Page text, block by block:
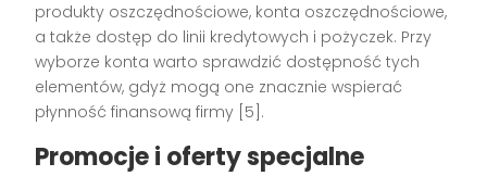
produkty oszczędnościowe, konta oszczędnościowe,
a także dostęp do linii kredytowych i pożyczek. Przy
wyborze konta warto sprawdzić dostępność tych
elementów, gdyż mogą one znacznie wspierać
płynność finansową firmy [5].
Promocje i oferty specjalne